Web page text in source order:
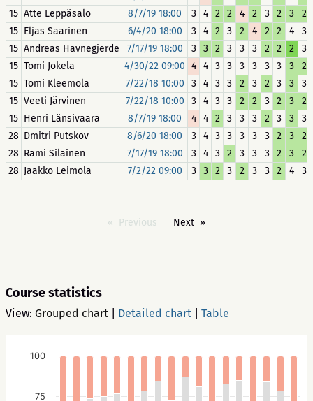
15 Atte Leppäsalo 8/7/19 18:00 3 4 2 2 4 2 3 2 3
2
15 Eljas Saarinen 6/4/20 18:00 3 4 2 3 2 4 2 2 4
3
15 Andreas Havnegjerde 7/17/19 18:00 3 3 2 3 3 3 2 2 2
3
15 Tomi Jokela 4/30/22 09:00 4 4 3 3 3 3 3 3 3
2
15 Tomi Kleemola 7/22/18 10:00 3 4 3 3 2 3 2 3 3
3
15 Veeti Järvinen 7/22/18 10:00 3 4 3 3 2 2 3 2 3
2
15 Henri Länsivaara 8/7/19 18:00 4 4 2 3 3 3 2 3 3
3
28 Dmitri Putskov 8/6/20 18:00 3 4 3 3 3 3 3 2 3
2
28 Rami Silainen 7/17/19 18:00 3 4 3 2 3 3 3 2 3
2
28 Jaakko Leimola 7/2/22 09:00 3 3 2 3 2 3 3 2 4 3
Previous Next
Course statistics
View: Grouped chart Detailed chart Table
75
100